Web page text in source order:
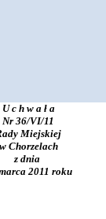
U c h w a ł a
Nr 36/VI/11
Miejskiej
w Chorzelach
z dnia
2011 roku